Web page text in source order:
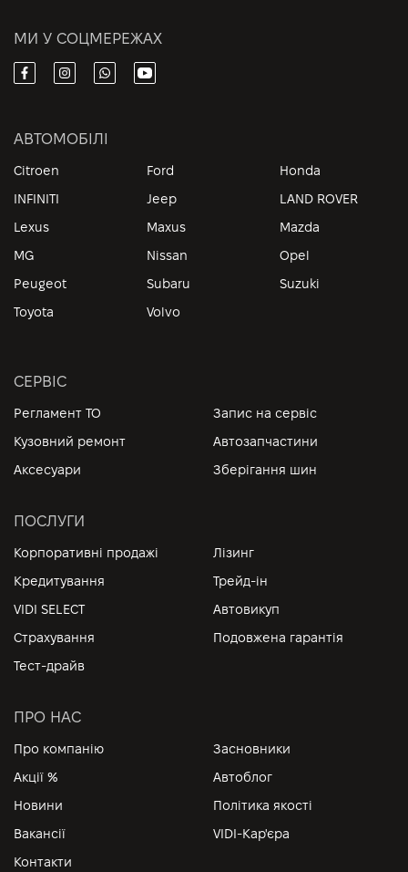
МИ У СОЦМЕРЕЖАХ
АВТОМОБІЛІ
Citroen Ford
Honda
INFINITI
Jeep
LAND ROVER
Lexus
Maxus
Mazda
MG
Nissan
Opel
Peugeot
Subaru
Suzuki
Toyota
Volvo
СЕРВІС
Регламент ТО
Запис на сервіс
Кузовний ремонт
Автозапчастини
Аксесуари
Зберігання шин
ПОСЛУГИ
Корпоративні продажі
Лізинг
Кредитування
Трейд-ін
VIDI SELECT
Автовикуп
Страхування
Подовжена гарантія
Тест-драйв
ПРО НАС
Про компанію
Засновники
Акції %
Автоблог
Новини
Політика якості
Вакансії
VIDI-Кар'єра
Контакти